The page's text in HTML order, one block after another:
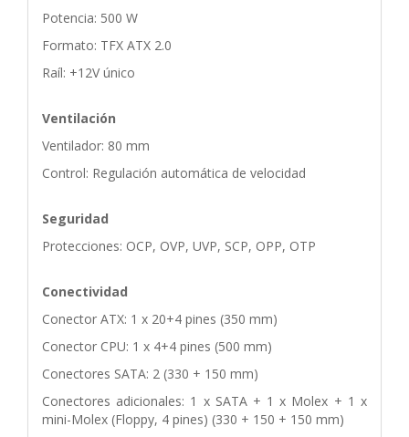
Potencia: 500 W
Formato: TFX ATX 2.0
Raíl: +12V único
Ventilación
Ventilador: 80 mm
Control: Regulación automática de velocidad
Seguridad
Protecciones: OCP, OVP, UVP, SCP, OPP, OTP
Conectividad
Conector ATX: 1 x 20+4 pines (350 mm)
Conector CPU: 1 x 4+4 pines (500 mm)
Conectores SATA: 2 (330 + 150 mm)
Conectores adicionales: 1 x SATA + 1 x Molex + 1 x
mini-Molex (Floppy, 4 pines) (330 + 150 + 150 mm)